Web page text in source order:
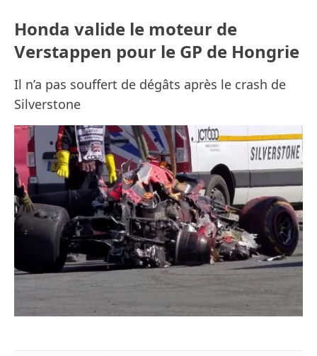
Honda valide le moteur de
Verstappen pour le GP de Hongrie
Il n’a pas souffert de dégâts après le crash de
Silverstone